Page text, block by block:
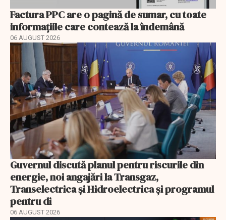
Factura PPC are o pagină de sumar, cu toate
informațiile care contează la îndemână
06 AUGUST 2026
Guvernul discută planul pentru riscurile din
energie, noi angajări la Transgaz,
Transelectrica și Hidroelectrica și programul
pentru di
06 AUGUST 2026